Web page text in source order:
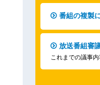
番組の複製
放送番組審
これまでの議事